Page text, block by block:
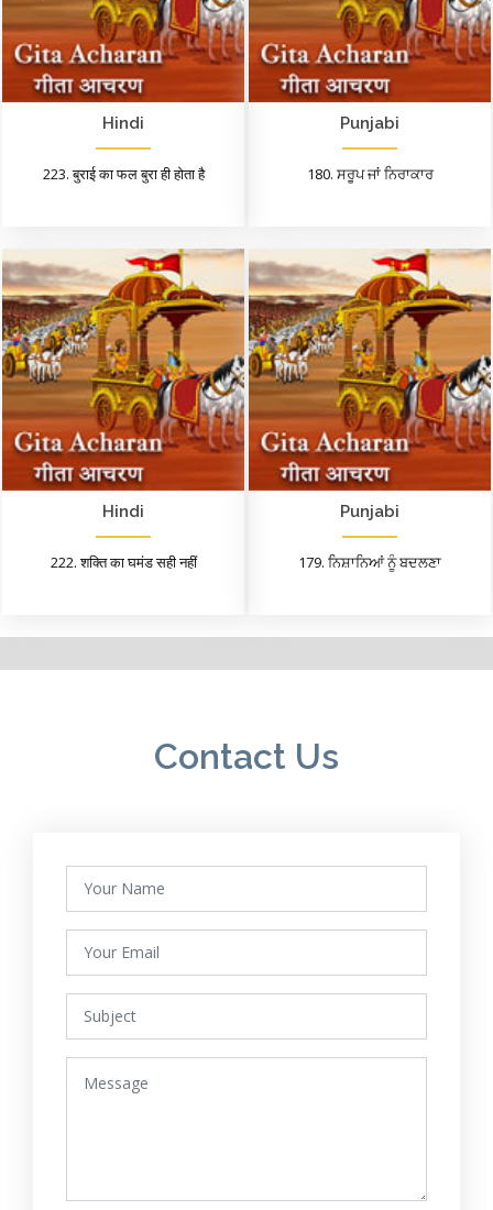
Hindi
223. बुराई का फल बुरा ही होता है
Punjabi
180. ਸਰੂਪ ਜਾਂ ਨਿਰਾਕਾਰ
Hindi
222. शक्ति का घमंड सही नहीं
Punjabi
179. ਨਿਸ਼ਾਨਿਆਂ ਨੂੰ ਬਦਲਣਾ
Contact Us